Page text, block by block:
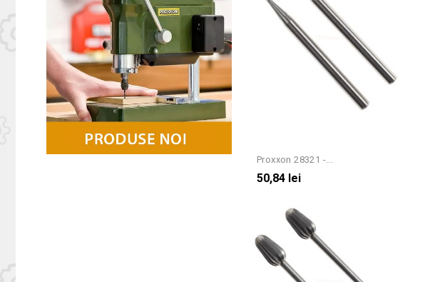
Proxxon 28321 -...
50,84 lei